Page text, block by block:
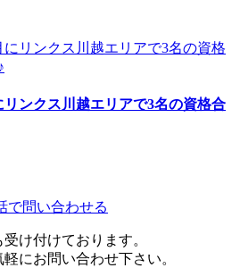
リンクス川越エリアで3名の資格合
で問い合わせる
け付けております。
にお問い合わせ下さい。